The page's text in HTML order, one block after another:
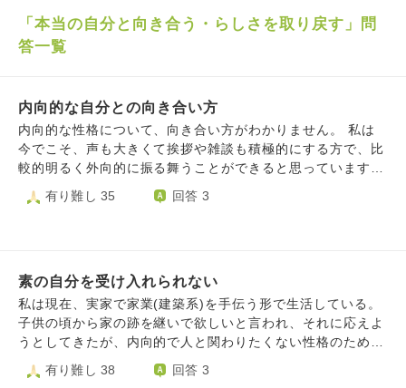
「本当の自分と向き合う・らしさを取り戻す」問
答一覧
内向的な自分との向き合い方
内向的な性格について、向き合い方がわかりません。 私は
今でこそ、声も大きくて挨拶や雑談も積極的にする方で、比
較的明るく外向的に振る舞うことができると思っています。
しかし、元々はとても内向的な性格で、一人の時間が大好き
なのは今も変わりません。 幼稚園の頃は友達が少なく、ク
ました。 とはいえ、先天的な特性なのか、人と話すのは
「体力ゲージを削りながら耐えている」ようなもので、体力
が少なくなったら一人にならないと回復できません。 ま
た、たまに急に人間が嫌いになる、人嫌いを発症することが
のですが、世の中では外向性や積極性が評価されがちですの
有り難し 35 回答 3
素の自分を受け入れられない
私は現在、実家で家業(建築系)を手伝う形で生活している。
子供の頃から家の跡を継いで欲しいと言われ、それに応えよ
うとしてきたが、内向的で人と関わりたくない性格のため明
らかに向いてない 向いてないのに期待され、自分が家を潰
してしまうかもしれないことがずっと怖い 父はお客さん
有り難し 38 回答 3